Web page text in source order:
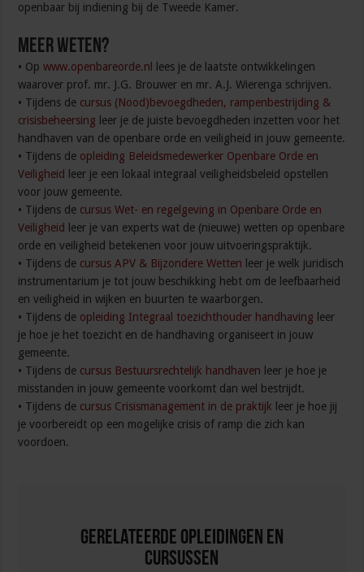
openbaar bij indiening bij de Tweede Kamer.
Meer weten?
• Opwww.openbareorde.nl
lees je de laatste ontwikkelingen
waarover prof. mr. J.G. Brouwer en mr. A.J. Wierenga schrijven.
• Tijdens de cursus (Nood)bevoegdheden, rampenbestrijding &
crisisbeheersing leer je de juiste bevoegdheden inzetten voor het
handhaven van de openbare orde en veiligheid in jouw gemeente.
• Tijdens de opleiding Beleidsmedewerker Openbare Orde en
Veiligheid
leer je een lokaal integraal veiligheidsbeleid opstellen
voor jouw gemeente.
• Tijdens de cursus Wet- en regelgeving in Openbare Orde en
Veiligheid
leer je van experts wat de (nieuwe) wetten op openbare
orde en veiligheid betekenen voor jouw uitvoeringspraktijk.
• Tijdens de cursus APV & Bijzondere Wetten leer je welk juridisch
instrumentarium je tot jouw beschikking hebt om de leefbaarheid
en veiligheid in wijken en buurten te waarborgen.
• Tijdens de opleiding Integraal toezichthouder handhaving leer
je hoe je het toezicht en de handhaving organiseert in jouw
gemeente.
• Tijdens de cursus Bestuursrechtelijk handhaven leer je hoe je
misstanden in jouw gemeente voorkomt dan wel bestrijdt.
• Tijdens de cursus Crisismanagement in de praktijk leer je hoe jij
je voorbereidt op een mogelijke crisis of ramp die zich kan
voordoen.
Gerelateerde Opleidingen en
Cursussen